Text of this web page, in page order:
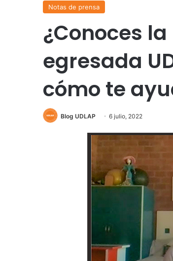
Notas de prensa
¿Conoces
egresada
cómo te
Blog UDLAP 6 julio, 2022